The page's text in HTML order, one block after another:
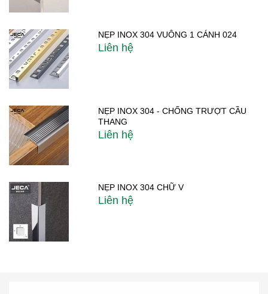
NẸP INOX 304 VUÔNG 1 CÁNH 024
Liên hệ
NẸP INOX 304 - CHỐNG TRƯỢT CẦU
THANG
Liên hệ
NẸP INOX 304 CHỮ V
Liên hệ